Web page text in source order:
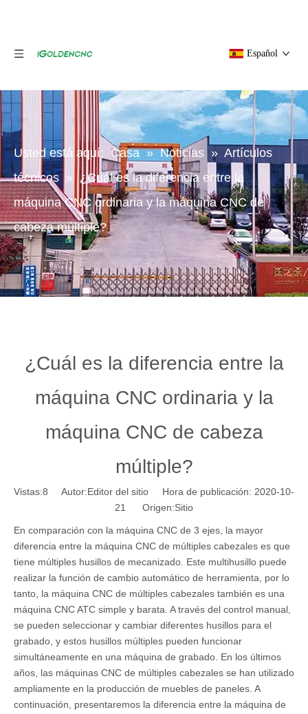
Español
Usted está aquí: Casa » Noticias » Artículos
técnicos » ¿Cuál es la diferencia entre la
máquina CNC ordinaria y la máquina CNC de
cabeza múltiple?
¿Cuál es la diferencia entre la
máquina CNC ordinaria y la
máquina CNC de cabeza
múltiple?
Vistas:8 Autor:Editor del sitio Hora de publicación: 2020-10-
21 Origen:Sitio
En comparación con la máquina CNC de 3 ejes, la mayor
diferencia entre la máquina CNC de múltiples cabezales es que
tiene múltiples husillos de mecanizado. Este multihusillo puede
realizar la función de cambio automático de herramienta, por lo
tanto, la máquina CNC de múltiples cabezales también es una
máquina CNC ATC simple y barata. A través del control manual,
se pueden seleccionar y cambiar diferentes husillos para el
grabado, y estos husillos múltiples pueden funcionar
simultáneamente en una máquina de grabado. En los últimos
años, las máquinas CNC de múltiples cabezales se han utilizado
ampliamente en la producción de muebles de paneles. A
continuación, presentaremos la diferencia entre la máquina de